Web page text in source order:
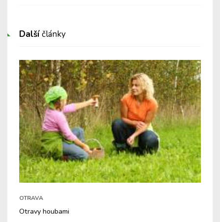
Dalšíčlánky
OTRAVA
Otravy houbami